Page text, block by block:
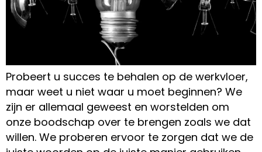
Probeert u succes te behalen op de werkvloer,
maar weet u niet waar u moet beginnen? We
zijn er allemaal geweest en worstelden om
onze boodschap over te brengen zoals we dat
willen. We proberen ervoor te zorgen dat we de